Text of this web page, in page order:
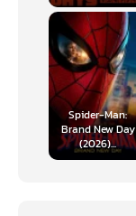
Spider-Man:
Brand New Day
(2026)...